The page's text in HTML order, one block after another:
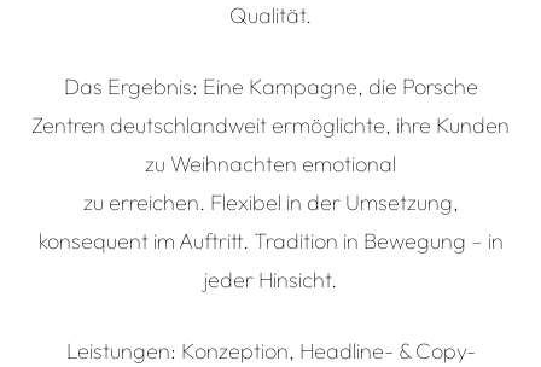
Qualität.
Das Ergebnis: Eine Kampagne, die Porsche
Zentren deutschlandweit ermöglichte, ihre Kunden
zu Weihnachten emotional
zu erreichen. Flexibel in der Umsetzung,
konsequent im Auftritt. Tradition in Bewegung – in
jeder Hinsicht.
Leistungen: Konzeption, Headline- & Copy-